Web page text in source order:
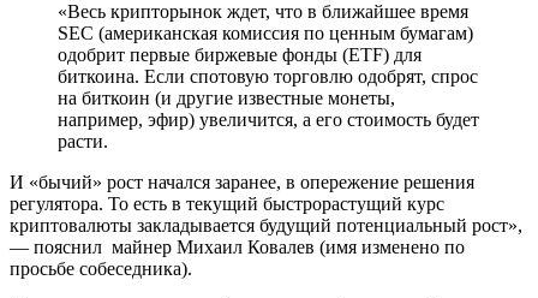
«Весь крипторынок ждет, что в ближайшее время
SEC (американская комиссия по ценным бумагам)
одобрит первые биржевые фонды (ETF) для
биткоина. Если спотовую торговлю одобрят, спрос
на биткоин (и другие известные монеты,
например, эфир) увеличится, а его стоимость будет
расти.
И «бычий» рост начался заранее, в опережение решения
регулятора. То есть в текущий быстрорастущий курс
криптовалюты закладывается будущий потенциальный рост»,
— пояснил майнер Михаил Ковалев (имя изменено по
просьбе собеседника).